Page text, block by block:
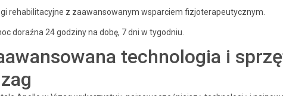
rehabilitacyjne z zaawansowanym wsparciem fizjoterapeutycznym.
doraźna 24 godziny na dobę, 7 dni w tygodniu.
technologia i